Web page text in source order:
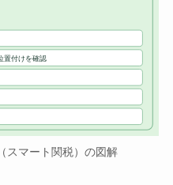
置付けを確認
スマート関税）の図解